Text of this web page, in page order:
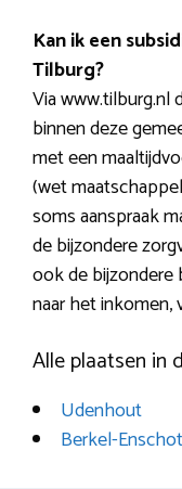
Kan ik een
Tilburg?
Via www.tilburg.nl
binnen deze
met een
(wet
soms aanspraak
de bijzondere
ook de bijzondere
naar het inkomen,
Alle plaatsen in
Udenhout
Berkel-Enschot